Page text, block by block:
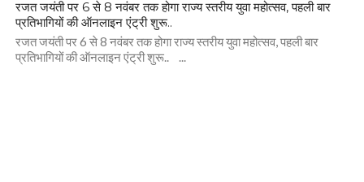
रजत जयंती पर 6 से 8 नवंबर तक होगा राज्य स्तरीय युवा महोत्सव, पहली बार
प्रतिभागियों की ऑनलाइन एंट्री शुरू..
रजत जयंती पर 6 से 8 नवंबर तक होगा राज्य स्तरीय युवा महोत्सव, पहली बार
प्रतिभागियों की ऑनलाइन एंट्री शुरू.. ...